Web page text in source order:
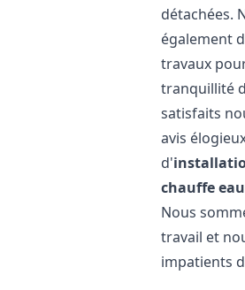
détachées.
également
travaux
tranquillité
satisfaits
avis
d'
chauffe eau
Nous
travail et
impatients